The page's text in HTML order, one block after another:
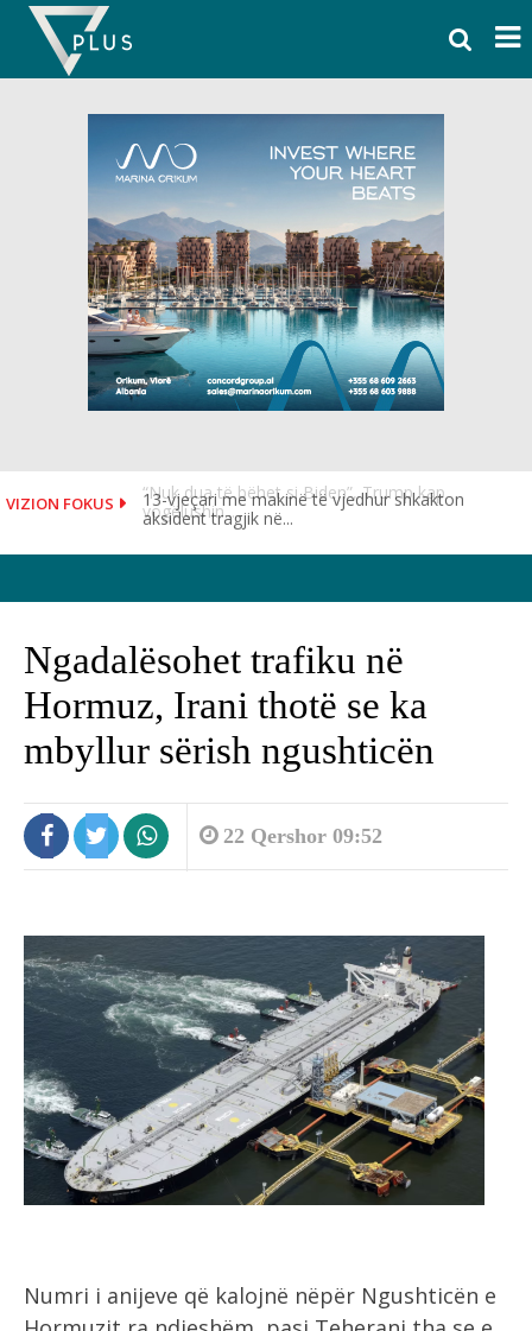
Skip
content
VIZION FOKUS
13-vjeçari me makinë të vjedhur shkakton
aksident tragjik në...
Ngadalësohet trafiku në
Hormuz, Irani thotë se ka
mbyllur sërish ngushticën
22 Qershor 09:52
Numri i anijeve që kalojnë nëpër Ngushticën e